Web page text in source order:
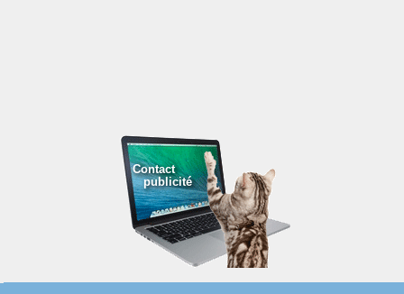
Contact
publicité